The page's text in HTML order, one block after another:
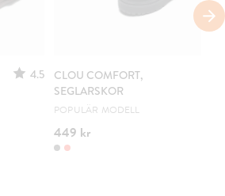
4.5
CLOU COMFORT,
SEGLARSKOR
POPULÄR MODELL
449 kr